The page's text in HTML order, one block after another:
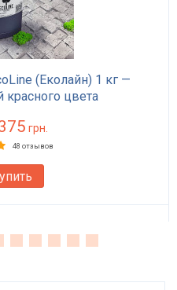
(Еколайн) 1 кг —
цвета
грн.
48 отзывов